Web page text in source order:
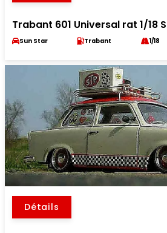
Trabant 601 Universal rat 1/18
Sun Star Trabant 1/18
Détails